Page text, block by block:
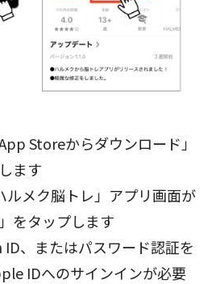
Storeからダウンロード」
ます
メク脳トレ」アプリ画面が
をタップします
ID、またはパスワード認証を
IDへのサインインが必要